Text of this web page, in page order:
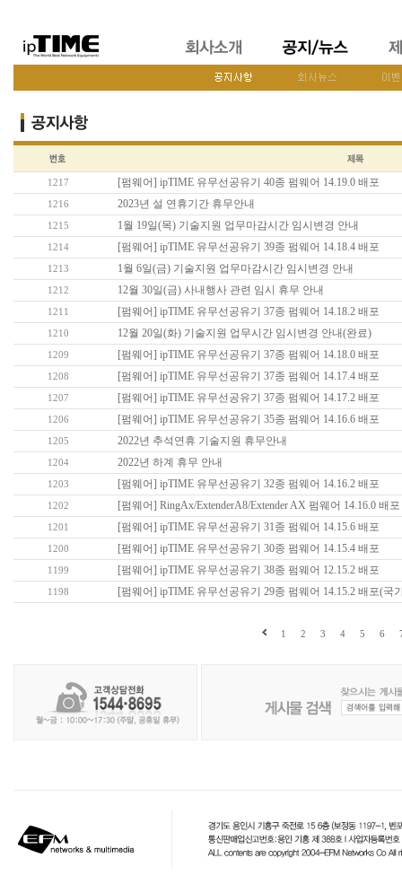
1217 [펌웨어] ipTIME 유무선공유기 40종 펌웨어 14.19.0 배포
1216 2023년 설 연휴기간 휴무안내
1215 1월 19일(목) 기술지원 업무마감시간 임시변경 안내
1214 [펌웨어] ipTIME 유무선공유기 39종 펌웨어 14.18.4 배포
1213 1월 6일(금) 기술지원 업무마감시간 임시변경 안내
1212 12월 30일(금) 사내행사 관련 임시 휴무 안내
1211 [펌웨어] ipTIME 유무선공유기 37종 펌웨어 14.18.2 배포
1210 12월 20일(화) 기술지원 업무시간 임시변경 안내(완료)
1209 [펌웨어] ipTIME 유무선공유기 37종 펌웨어 14.18.0 배포
1208 [펌웨어] ipTIME 유무선공유기 37종 펌웨어 14.17.4 배포
1207 [펌웨어] ipTIME 유무선공유기 37종 펌웨어 14.17.2 배포
1206 [펌웨어] ipTIME 유무선공유기 35종 펌웨어 14.16.6 배포
1205 2022년 추석연휴 기술지원 휴무안내
1204 2022년 하계 휴무 안내
1203 [펌웨어] ipTIME 유무선공유기 32종 펌웨어 14.16.2 배포
1202 [펌웨어] RingAx/ExtenderA8/Extender AX 펌웨어 14.16.0 배포
1201 [펌웨어] ipTIME 유무선공유기 31종 펌웨어 14.15.6 배포
1200 [펌웨어] ipTIME 유무선공유기 30종 펌웨어 14.15.4 배포
1199 [펌웨어] ipTIME 유무선공유기 38종 펌웨어 12.15.2 배포
1198 [펌웨어] ipTIME 유무선공유기 29종 펌웨어 14.15.2 배포(국
1 2 3 4 5 6